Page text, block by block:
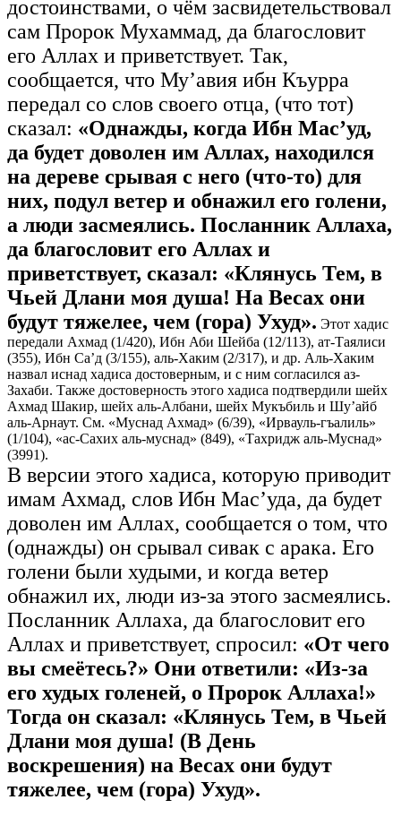
достоинствами, о чём засвидетельствовал
сам Пророк Мухаммад, да благословит
его Аллах и приветствует. Так,
сообщается, что Му’авия ибн Къурра
передал со слов своего отца, (что тот)
сказал: «Однажды, когда Ибн Мас’уд,
да будет доволен им Аллах, находился
на дереве срывая с него (что-то) для
них, подул ветер и обнажил его голени,
а люди засмеялись. Посланник Аллаха,
да благословит его Аллах и
приветствует, сказал: «Клянусь Тем, в
Чьей Длани моя душа! На Весах они
будут тяжелее, чем (гора) Ухуд». Этот хадис
передали Ахмад (1/420), Ибн Аби Шейба (12/113), ат-Таялиси
(355), Ибн Са’д (3/155), аль-Хаким (2/317), и др. Аль-Хаким
назвал иснад хадиса достоверным, и с ним согласился аз-
Захаби. Также достоверность этого хадиса подтвердили шейх
Ахмад Шакир, шейх аль-Албани, шейх Мукъбиль и Шу’айб
аль-Арнаут. См. «Муснад Ахмад» (6/39), «Ирвауль-гъалиль»
(1/104), «ас-Сахих аль-муснад» (849), «Тахридж аль-Муснад»
(3991).
В версии этого хадиса, которую приводит
имам Ахмад, слов Ибн Мас’уда, да будет
доволен им Аллах, сообщается о том, что
(однажды) он срывал сивак с арака. Его
голени были худыми, и когда ветер
обнажил их, люди из-за этого засмеялись.
Посланник Аллаха, да благословит его
Аллах и приветствует, спросил: «От чего
вы смеётесь?» Они ответили: «Из-за
его худых голеней, о Пророк Аллаха!»
Тогда он сказал: «Клянусь Тем, в Чьей
Длани моя душа! (В День
воскрешения) на Весах они будут
тяжелее, чем (гора) Ухуд».